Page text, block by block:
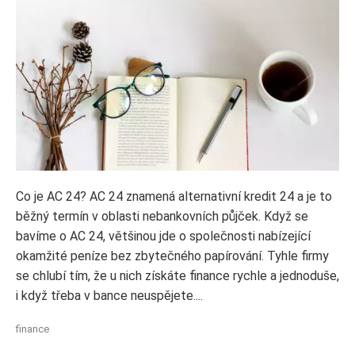
Co je AC 24? AC 24 znamená alternativní kredit 24 a je to
běžný termín v oblasti nebankovních půjček. Když se
bavíme o AC 24, většinou jde o společnosti nabízející
okamžité peníze bez zbytečného papírování. Tyhle firmy
se chlubí tím, že u nich získáte finance rychle a jednoduše,
i když třeba v bance neuspějete....
finance